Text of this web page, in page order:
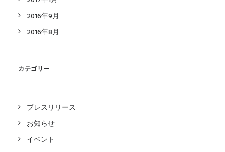
2016年9月
2016年8月
カテゴリー
プレスリリース
お知らせ
イベント